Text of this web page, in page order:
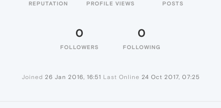
REPUTATION PROFILE VIEWS POSTS
0
FOLLOWERS
0
FOLLOWING
Joined 26 Jan 2016, 16:51 Last Online 24 Oct 2017, 07:25